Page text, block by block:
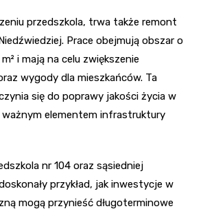
przedszkola, trwa także remont
Prace obejmują obszar o
i mają na celu zwiększenie
wygody dla mieszkańców. Ta
się do poprawy jakości życia w
ważnym elementem infrastruktury
nr 104 oraz sąsiedniej
przykład, jak inwestycje w
mogą przynieść długoterminowe